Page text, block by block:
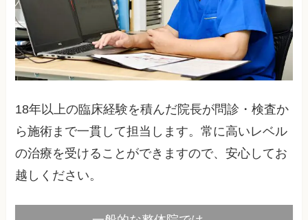
18年以上の臨床経験を積んだ院長が問診・検査か
ら施術まで一貫して担当します。常に高いレベル
の治療を受けることができますので、安心してお
越しください。